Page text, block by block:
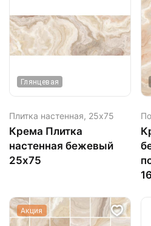
Глянцевая
Плитка настенная, 25х75
Крема Плитка
настенная бежевый
25х75
Акция